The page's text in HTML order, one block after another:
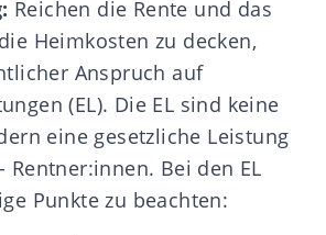
Reichen die Rente und das
Heimkosten zu decken,
Anspruch auf
(EL). Die EL sind keine
eine gesetzliche Leistung
Rentner:innen. Bei den EL
Punkte zu beachten: